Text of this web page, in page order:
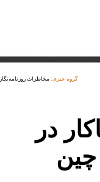
گروه خبری: مخاطرات
در